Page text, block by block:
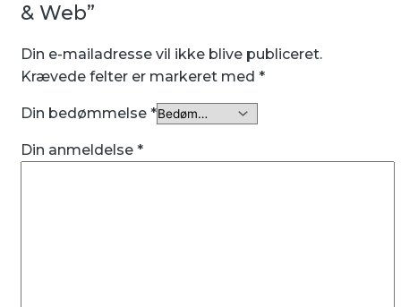
& Web”
Din e-mailadresse vil ikke blive publiceret.
Krævede felter er markeret med *
Din bedømmelse *
Din anmeldelse *